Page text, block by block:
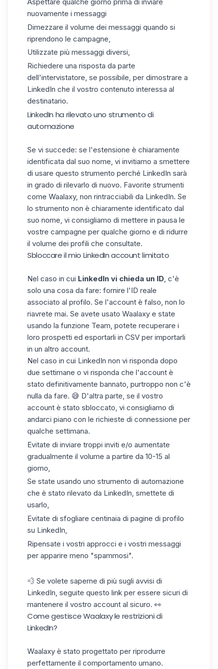
nuovamente i messaggi
Dimezzare il volume dei messaggi quando si
riprendono le campagne,
Utilizzate più messaggi diversi,
Richiedere una risposta da parte
dell'intervistatore, se possibile, per dimostrare a
LinkedIn che il vostro contenuto interessa al
destinatario.
LinkedIn ha rilevato uno strumento di
automazione
Se vi succede: se l'estensione è chiaramente
identificata dal suo nome, vi invitiamo a smettere
di usare questo strumento perché LinkedIn sarà
in grado di rilevarlo di nuovo. Favorite strumenti
come Waalaxy, non rintracciabili da LinkedIn. Se
lo strumento non è chiaramente identificato dal
suo nome, vi consigliamo di mettere in pausa le
vostre campagne per qualche giorno e di ridurre
il volume dei profili che consultate.
Sbloccare il mio LinkedIn account limitato
Nel caso in cui LinkedIn vi chieda un ID , c'è
solo una cosa da fare: fornire l'ID reale
associato al profilo. Se l'account è falso, non lo
riavrete mai. Se avete usato Waalaxy e state
usando la funzione Team , potete recuperare i
loro prospetti ed esportarli in CSV per importarli
in un altro account.
Nel caso in cui LinkedIn non vi risponda dopo
due settimane o vi risponda che l'account è
stato definitivamente bannato, purtroppo non c'è
nulla da fare. 😅 D'altra parte, se il vostro
account è stato sbloccato, vi consigliamo di
andarci piano con le richieste di connessione per
qualche settimana.
Evitate di inviare troppi inviti e/o aumentate
gradualmente il volume a partire da 10-15 al
giorno,
Se state usando uno strumento di automazione
che è stato rilevato da LinkedIn, smettete di
usarlo,
Evitate di sfogliare centinaia di pagine di profilo
su LinkedIn,
Ripensate i vostri approcci e i vostri messaggi
per apparire meno "spammosi".
💨 Se volete saperne di più sugli avvisi di
LinkedIn , seguite questo link per essere sicuri di
mantenere il vostro account al sicuro. 👀
Come gestisce Waalaxy le restrizioni di
LinkedIn?
Waalaxy è stato progettato per riprodurre
perfettamente il comportamento umano.